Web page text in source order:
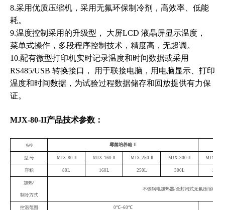
8.采用优质压缩机，采用无氟环保制冷剂，高效率、低能
耗。
9.温度控制采用的升级型， 大屏LCD 液晶屏显示温度，
菜单式操作，多段程序控制技术，精度高，无超调。
10.配有微型打印机实时记录温度和时间数据或采用
RS485/USB 转换接口， 用于联接电脑，用电脑显示、打印
温度和时间数据，为试验过程数据储存和回放提供有力保
证。
MJX-80-II产品技术参数：
名称 霉菌培养箱-II
型 号 MJX-80-Ⅱ MJX-160-Ⅱ MJX-250-Ⅱ MJX-300-Ⅱ MJX-
容积 80L 160L 250L 300L 160L
加热/
制冷方式
不锈钢电加热器/全封闭式无氟压缩机
控温范围 0℃~60℃